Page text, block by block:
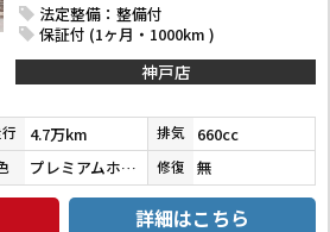
法定整備：整備付
保証付 (1ヶ月・1000km )
神戸店
4.7万km 排気 660cc
プレミアムホワイトパールⅡ 修復 無
詳細はこちら